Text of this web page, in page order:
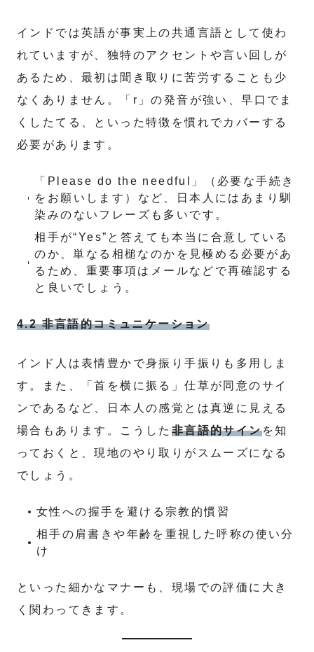
インドでは英語が事実上の共通言語として使わ
れていますが、独特のアクセントや言い回しが
あるため、最初は聞き取りに苦労することも少
なくありません。「r」の発音が強い、早口でま
くしたてる、といった特徴を慣れでカバーする
必要があります。
「Please do the needful」（必要な手続き
をお願いします）など、日本人にはあまり馴
染みのないフレーズも多いです。
相手が“Yes”と答えても本当に合意している
のか、単なる相槌なのかを見極める必要があ
るため、重要事項はメールなどで再確認する
と良いでしょう。
4.2 非言語的コミュニケーション
インド人は表情豊かで身振り手振りも多用しま
す。また、「首を横に振る」仕草が同意のサイ
ンであるなど、日本人の感覚とは真逆に見える
場合もあります。こうした 非言語的サインを知
っておくと、現地のやり取りがスムーズになる
でしょう。
女性への握手を避ける宗教的慣習
相手の肩書きや年齢を重視した呼称の使い分
け
といった細かなマナーも、現場での評価に大き
く関わってきます。